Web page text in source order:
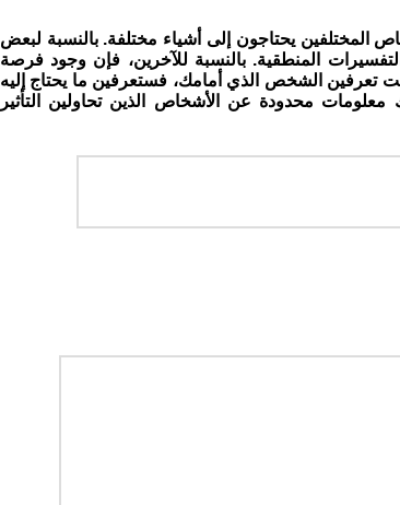
المختلفين يحتاجون إلى أشياء مختلفة. بالنسبة لبعض
التفسيرات المنطقية. بالنسبة للآخرين، فإن وجود فرصة
تعرفين الشخص الذي أمامك، فستعرفين ما يحتاج إليه
معلومات محدودة عن الأشخاص الذين تحاولين التأثير